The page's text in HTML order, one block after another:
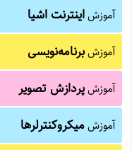
آموزشاینترنت اشیا
آموزشبرنامه‌نویسی
آموزشپردازش تصویر
آموزشمیکروکنترلرها